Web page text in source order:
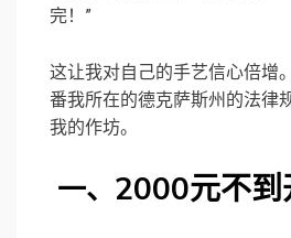
完！”
这让我对自己的手艺信心倍增
番我所在的德克萨斯州的法律
我的作坊。
一、 2000元不到